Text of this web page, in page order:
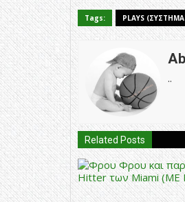
Tags: PLAYS
..
Related Posts